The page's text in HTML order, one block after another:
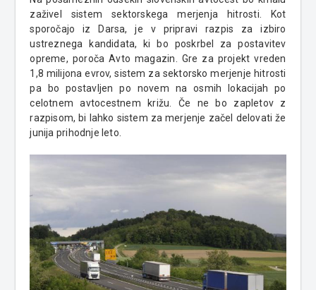
zaživel sistem sektorskega merjenja hitrosti. Kot
sporočajo iz Darsa, je v pripravi razpis za izbiro
ustreznega kandidata, ki bo poskrbel za postavitev
opreme, poroča Avto magazin. Gre za projekt vreden
1,8 milijona evrov, sistem za sektorsko merjenje hitrosti
pa bo postavljen po novem na osmih lokacijah po
celotnem avtocestnem križu. Če ne bo zapletov z
razpisom, bi lahko sistem za merjenje začel delovati že
junija prihodnje leto.